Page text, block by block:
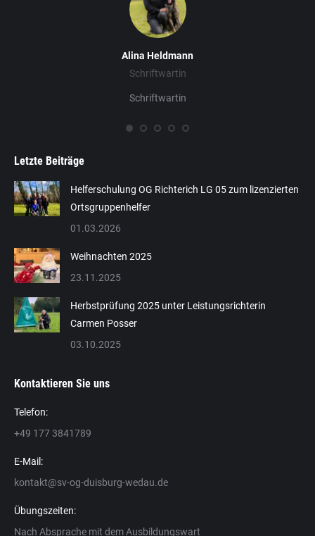
Alina Heldmann
Schriftwartin
Schriftwartin
Letzte Beiträge
Helferschulung OG Richterich LG 05 zum lizenzierten
Ortsgruppenhelfer
01.03.2026
Weihnachten 2025
23.11.2025
Herbstprüfung 2025 unter Leistungsrichterin
Carmen Posser
03.10.2025
Kontaktieren Sie uns
Telefon:
+49 177 3841789
E-Mail:
kontakt@sv-og-duisburg-wedau.de
Übungszeiten:
Nach Absprache mit dem Ausbildungswart